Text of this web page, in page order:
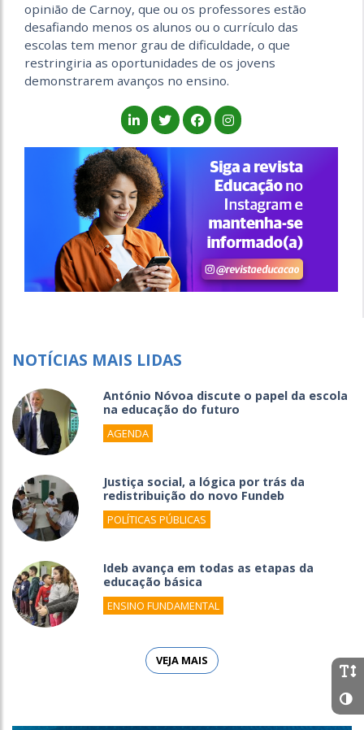
opinião de Carnoy, que ou os professores estão
desafiando menos os alunos ou o currículo das
escolas tem menor grau de dificuldade, o que
restringiria as oportunidades de os jovens
demonstrarem avanços no ensino.
NOTÍCIAS MAIS LIDAS
António Nóvoa discute o papel da escola
na educação do futuro
AGENDA
Justiça social, a lógica por trás da
redistribuição do novo Fundeb
POLÍTICAS PÚBLICAS
Ideb avança em todas as etapas da
educação básica
ENSINO FUNDAMENTAL
VEJA MAIS